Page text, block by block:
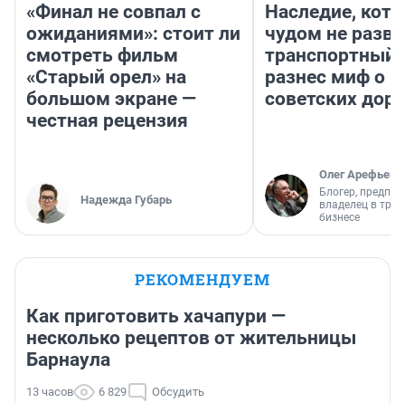
«Финал не совпал с
ожиданиями»: стоит ли
смотреть фильм
«Старый орел» на
большом экране —
честная рецензия
Надежда Губарь
Наследие,
чудом не
транспортный
разнес миф о
советских
Олег Арефьев
Блогер,
владелец в
бизнесе
РЕКОМЕНДУЕМ
Как приготовить хачапури —
несколько рецептов от жительницы
Барнаула
13 часов 6 829 Обсудить